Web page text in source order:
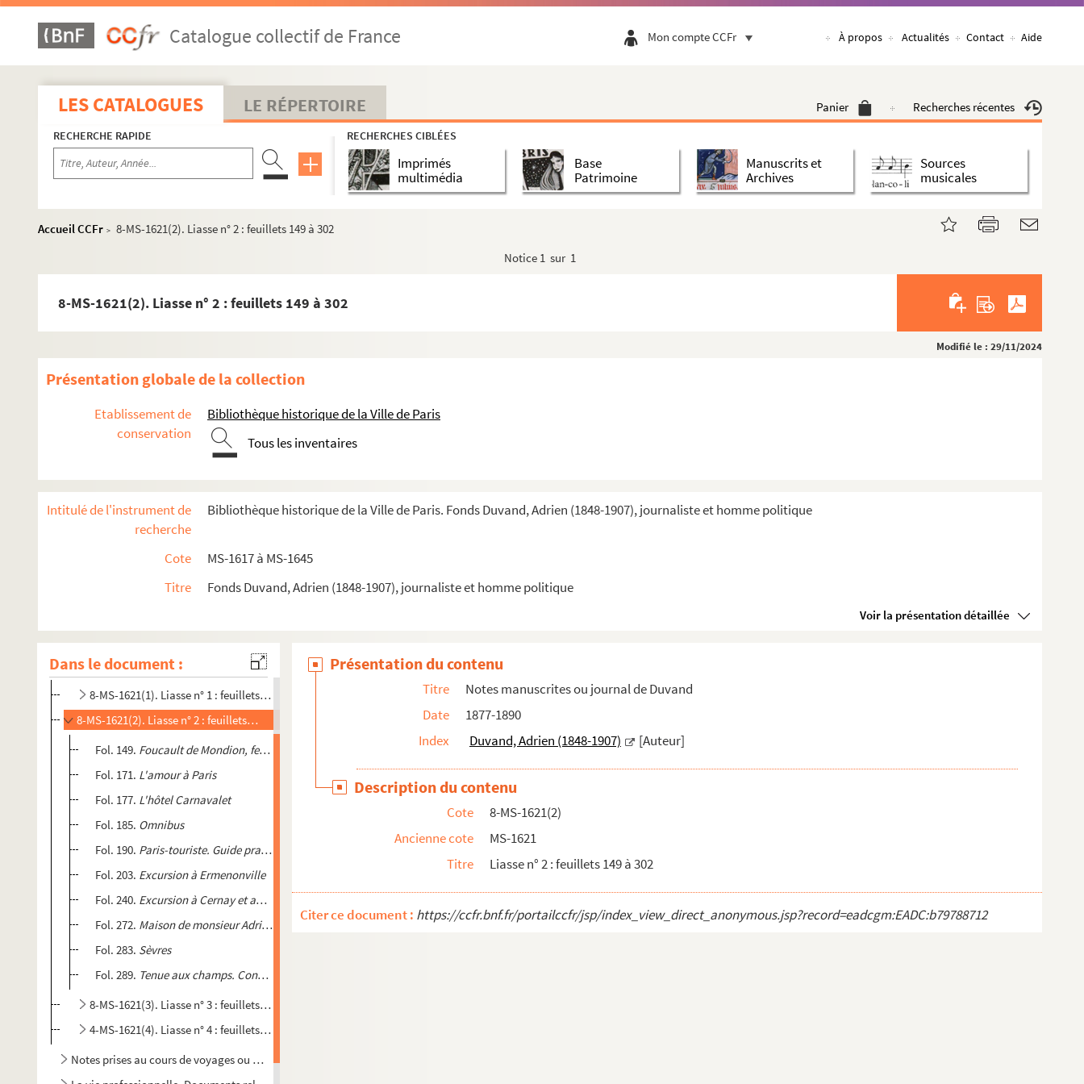
Catalogue collectif de France Mon compte CCFr À propos Actualités Contact Aide
LES CATALOGUES LE RÉPERTOIRE Panier Recherches récentes
RECHERCHE RAPIDE RECHERCHES CIBLÉES
Imprimés
multimédia
Base
Patrimoine
Manuscrits et
Archives
Sources
musicales
Accueil CCFr > 8-MS-1621(2). Liasse n° 2 : feuillets 149 à 302
Notice 1 sur 1
8-MS-1621(2). Liasse n° 2 : feuillets 149 à 302
Modifié le : 29/11/2024
Présentation globale de la collection
Etablissement de
conservation
Bibliothèque historique de la Ville de Paris
Tous les inventaires
Intitulé de l'instrument de
recherche
Bibliothèque historique de la Ville de Paris. Fonds Duvand, Adrien (1848-1907), journaliste et homme politique
Cote
MS-1617 à MS-1645
Titre
Fonds Duvand, Adrien (1848-1907), journaliste et homme politique
Voir la présentation détaillée
Dans le document :
Articles de Duvand et d'autres auteurs parus dans des journaux
Notes manuscrites ou journal de Duvand
8-MS-1621(1). Liasse n° 1 : feuillets 1 à 148
8-MS-1621(2). Liasse n° 2 : feuillets 149 à 302
Fol. 149. Foucault de Mondion, femme Meilhan et Nitter Travaux de voierie à Toulon; Note sur Charles Lauren...
Fol. 171. L'amour à Paris
Fol. 177. L'hôtel Carnavalet
Fol. 185. Omnibus
Fol. 190. Paris-touriste. Guide pratique du Parisien à la campagne : lignes du Nord
Fol. 203. Excursion à Ermenonville
Fol. 240. Excursion à Cernay et aux Vaux de Cernay
Fol. 272. Maison de monsieur Adrien Delahante à Crépy (vers 1735)
Fol. 283. Sèvres
Fol. 289. Tenue aux champs. Conseils aux touristes
8-MS-1621(3). Liasse n° 3 : feuillets 303 à 353
4-MS-1621(4). Liasse n° 4 : feuillets 354 à 477
Notes prises au cours de voyages ou de lectures
Présentation du contenu
Titre
Notes manuscrites ou journal de Duvand
Date
1877-1890
Index
Duvand, Adrien (1848-1907) [Auteur]
Description du contenu
Cote
8-MS-1621(2)
Ancienne cote
MS-1621
Titre
Liasse n° 2 : feuillets 149 à 302
Citer ce document : https://ccfr.bnf.fr/portailccfr/jsp/index_view_direct_anonymous.jsp?record=eadcgm:EADC:b79788712